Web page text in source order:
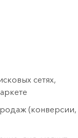
сетях,
(конверсии,